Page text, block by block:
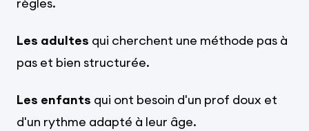
règles.
Les adultes qui cherchent une méthode pas à
pas et bien structurée.
Les enfants qui ont besoin d'un prof doux et
d'un rythme adapté à leur âge.